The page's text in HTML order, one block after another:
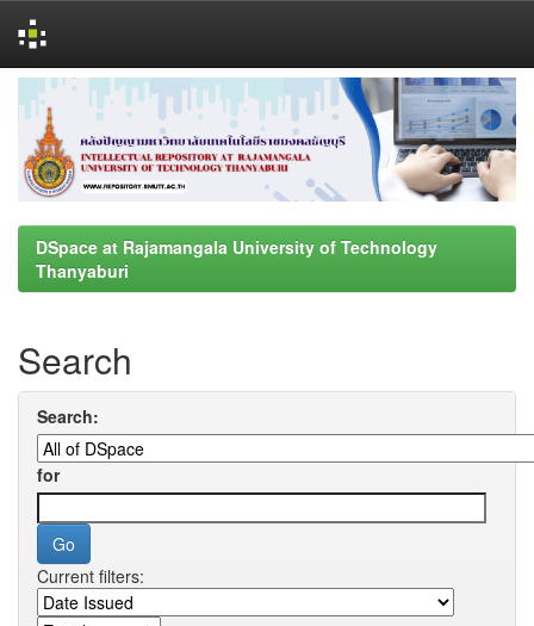
navigation
DSpace at Rajamangala University of Technology
Thanyaburi
Search
Search:
for
Current filters: